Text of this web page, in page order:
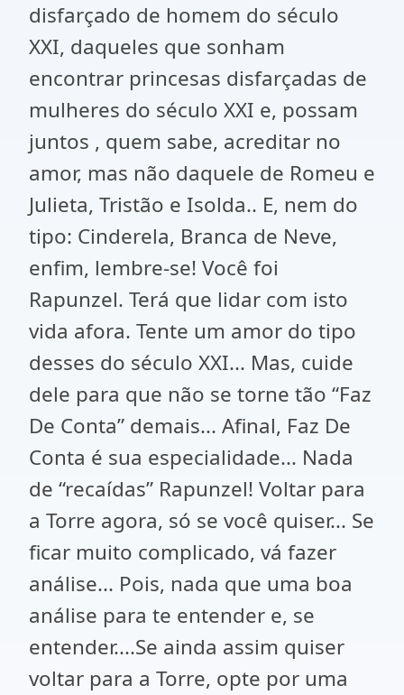
disfarçado de homem do século
XXI, daqueles que sonham
encontrar princesas disfarçadas de
mulheres do século XXI e, possam
juntos , quem sabe, acreditar no
amor, mas não daquele de Romeu e
Julieta, Tristão e Isolda.. E, nem do
tipo: Cinderela, Branca de Neve,
enfim, lembre-se! Você foi
Rapunzel. Terá que lidar com isto
vida afora. Tente um amor do tipo
desses do século XXI... Mas, cuide
dele para que não se torne tão “Faz
De Conta” demais... Afinal, Faz De
Conta é sua especialidade... Nada
de “recaídas” Rapunzel! Voltar para
a Torre agora, só se você quiser... Se
ficar muito complicado, vá fazer
análise... Pois, nada que uma boa
análise para te entender e, se
entender....Se ainda assim quiser
voltar para a Torre, opte por uma